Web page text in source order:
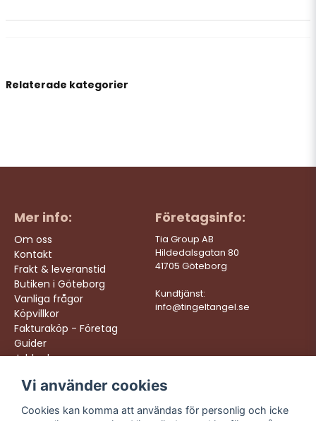
Mejladress
Ja, ni får publicera min fråga
Relaterade kategorier
Mer info:
Om oss
Kontakt
Frakt & leveranstid
Butiken i Göteborg
Vanliga frågor
Köpvillkor
Fakturaköp - Företag
Guider
Jobba hos oss
Företagsinfo:
Tia Group AB
Hildedalsgatan 80
41705 Göteborg
Kundtjänst:
info@tingeltangel.se
Följ oss:
Instagram
Vi levererar:
Snabba leveranser
Vi använder cookies
Cookies kan komma att användas för personlig och icke